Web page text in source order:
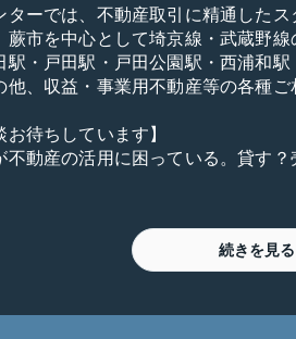
ターでは、不動産取引に精通した
蕨市を中心として埼京線・武蔵野
駅・戸田駅・戸田公園駅・西浦和
他、収益・事業用不動産等の各種ご
お待ちしています】
不動産の活用に困っている。貸す
ドバイスが欲しい。
るか不安、売却しないといけない
続きを見る